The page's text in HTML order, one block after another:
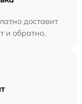
доставит
и обратно.